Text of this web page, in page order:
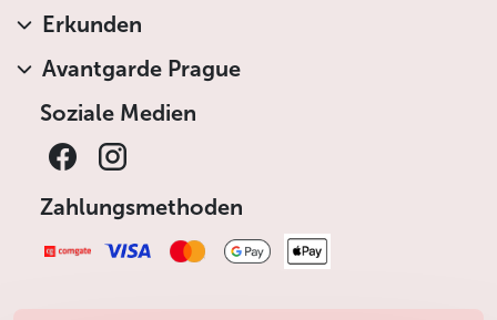
Erkunden
Avantgarde Prague
Soziale Medien
Zahlungsmethoden